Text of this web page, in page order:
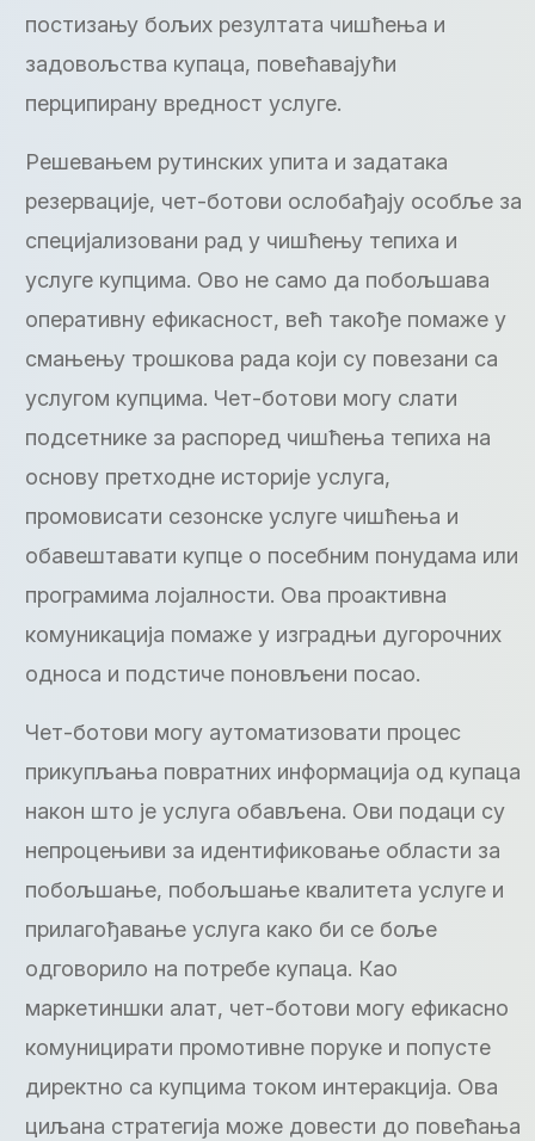
постизању бољих резултата чишћења и
задовољства купаца, повећавајући
перципирану вредност услуге.
Решевањем рутинских упита и задатака
резервације, чет-ботови ослобађају особље за
специјализовани рад у чишћењу тепиха и
услуге купцима. Ово не само да побољшава
оперативну ефикасност, већ такође помаже у
смањењу трошкова рада који су повезани са
услугом купцима. Чет-ботови могу слати
подсетнике за распоред чишћења тепиха на
основу претходне историје услуга,
промовисати сезонске услуге чишћења и
обавештавати купце о посебним понудама или
програмима лојалности. Ова проактивна
комуникација помаже у изградњи дугорочних
односа и подстиче поновљени посао.
Чет-ботови могу аутоматизовати процес
прикупљања повратних информација од купаца
након што је услуга обављена. Ови подаци су
непроцењиви за идентификовање области за
побољшање, побољшање квалитета услуге и
прилагођавање услуга како би се боље
одговорило на потребе купаца. Као
маркетиншки алат, чет-ботови могу ефикасно
комуницирати промотивне поруке и попусте
директно са купцима током интеракција. Ова
циљана стратегија може довести до повећања